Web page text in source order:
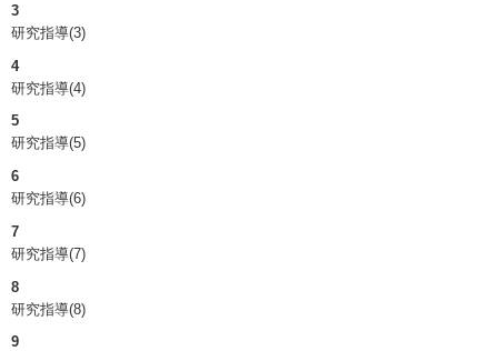
3
研究指導(3)
4
研究指導(4)
5
研究指導(5)
6
研究指導(6)
7
研究指導(7)
8
研究指導(8)
9